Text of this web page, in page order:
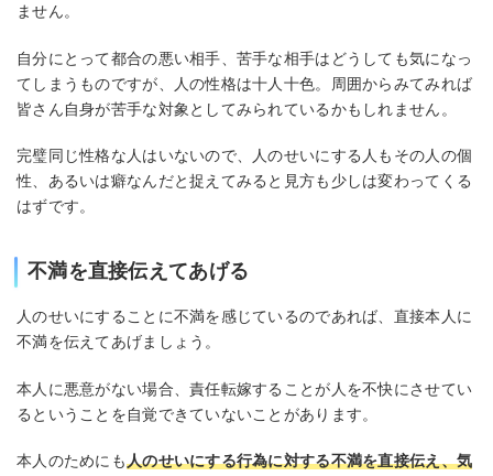
ません。
自分にとって都合の悪い相手、苦手な相手はどうしても気になっ
てしまうものですが、人の性格は十人十色。周囲からみてみれば
皆さん自身が苦手な対象としてみられているかもしれません。
完璧同じ性格な人はいないので、人のせいにする人もその人の個
性、あるいは癖なんだと捉えてみると見方も少しは変わってくる
はずです。
不満を直接伝えてあげる
人のせいにすることに不満を感じているのであれば、直接本人に
不満を伝えてあげましょう。
本人に悪意がない場合、責任転嫁することが人を不快にさせてい
るということを自覚できていないことがあります。
本人のためにも人のせいにする行為に対する不満を直接伝え、気